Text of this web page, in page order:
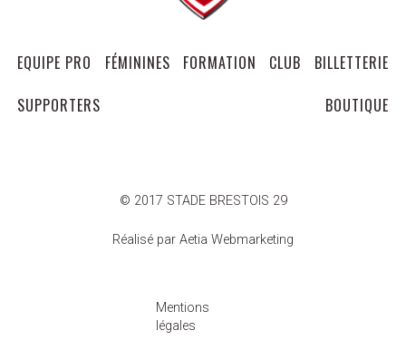
EQUIPE PRO FÉMININES FORMATION CLUB
BILLETTERIE
SUPPORTERS
BOUTIQUE
© 2017 STADE BRESTOIS 29
Réalisé par Aetia Webmarketing
Mentions
légales